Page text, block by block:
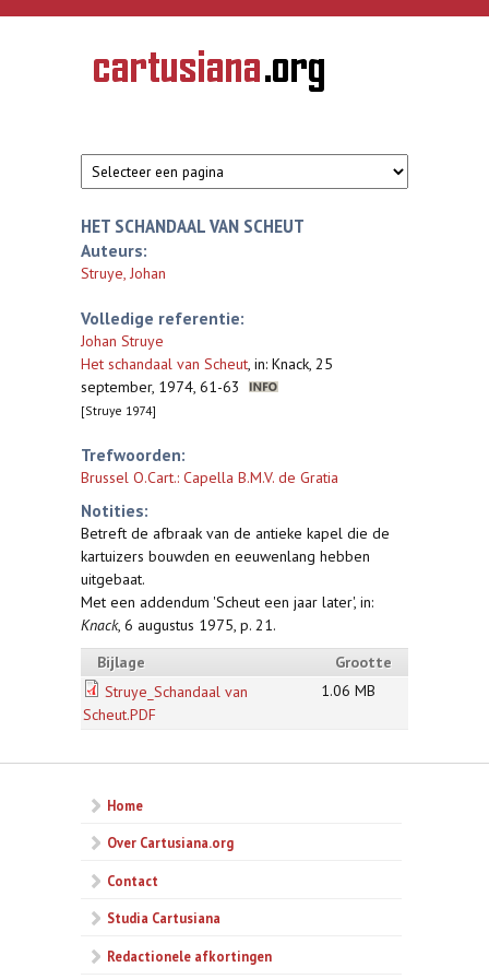
Overslaan en naar de inhoud gaan
CARTUSIANA
Geschiedenis
van de
HET SCHANDAAL VAN SCHEUT
Auteurs:
Struye, Johan
Volledige referentie:
Johan Struye
Het schandaal van Scheut, in: Knack, 25
september, 1974, 61-63
[Struye 1974]
Trefwoorden:
Brussel O.Cart.: Capella B.M.V. de Gratia
Notities:
Betreft de afbraak van de antieke kapel die de
kartuizers bouwden en eeuwenlang hebben
uitgebaat.
Met een addendum 'Scheut een jaar later', in:
Knack, 6 augustus 1975, p. 21.
Bijlage
Grootte
Struye_Schandaal van
Scheut.PDF
1.06 MB
Home
Over Cartusiana.org
Contact
Studia Cartusiana
Redactionele afkortingen